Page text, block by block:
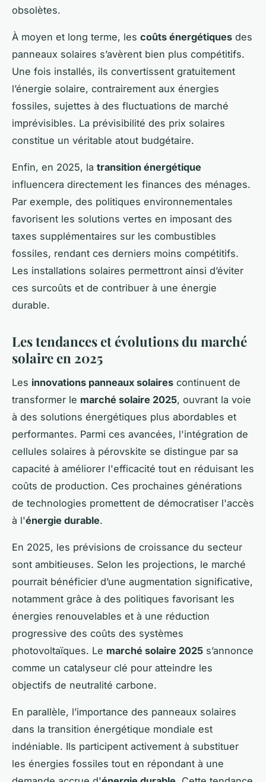
obsolètes.
À moyen et long terme, les coûts énergétiques des
panneaux solaires s’avèrent bien plus compétitifs.
Une fois installés, ils convertissent gratuitement
l’énergie solaire, contrairement aux énergies
fossiles, sujettes à des fluctuations de marché
imprévisibles. La prévisibilité des prix solaires
constitue un véritable atout budgétaire.
Enfin, en 2025, la transition énergétique
influencera directement les finances des ménages.
Par exemple, des politiques environnementales
favorisent les solutions vertes en imposant des
taxes supplémentaires sur les combustibles
fossiles, rendant ces derniers moins compétitifs.
Les installations solaires permettront ainsi d’éviter
ces surcoûts et de contribuer à une énergie
durable.
Les tendances et évolutions du marché
solaire en 2025
Les innovations panneaux solaires continuent de
transformer le marché solaire 2025, ouvrant la voie
à des solutions énergétiques plus abordables et
performantes. Parmi ces avancées, l'intégration de
cellules solaires à pérovskite se distingue par sa
capacité à améliorer l'efficacité tout en réduisant les
coûts de production. Ces prochaines générations
de technologies promettent de démocratiser l'accès
à l'énergie durable.
En 2025, les prévisions de croissance du secteur
sont ambitieuses. Selon les projections, le marché
pourrait bénéficier d’une augmentation significative,
notamment grâce à des politiques favorisant les
énergies renouvelables et à une réduction
progressive des coûts des systèmes
photovoltaïques. Le marché solaire 2025 s’annonce
comme un catalyseur clé pour atteindre les
objectifs de neutralité carbone.
En parallèle, l’importance des panneaux solaires
dans la transition énergétique mondiale est
indéniable. Ils participent activement à substituer
les énergies fossiles tout en répondant à une